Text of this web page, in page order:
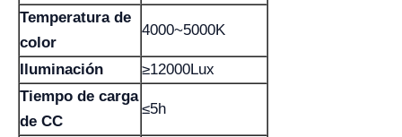
Temperatura de
color
4000~5000K
Iluminación
≥12000Lux
Tiempo de carga
de CC
≤5h